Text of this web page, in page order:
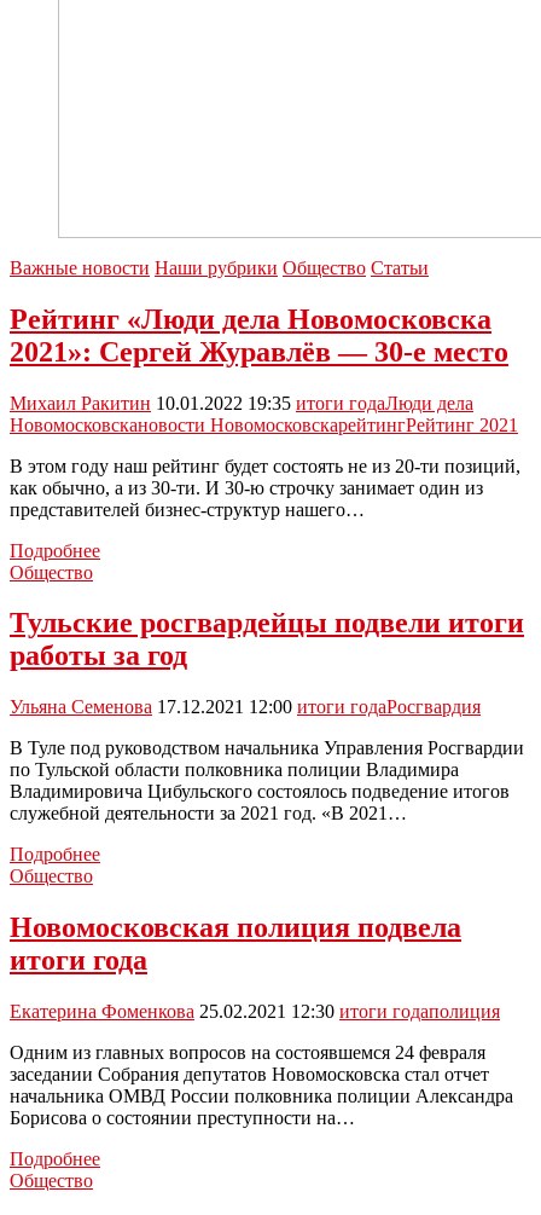
Важные новости Наши рубрики Общество Статьи
Рейтинг «Люди дела Новомосковска
2021»: Сергей Журавлёв — 30-е место
Михаил Ракитин 10.01.2022 19:35 итоги годаЛюди дела
Новомосковскановости НовомосковскарейтингРейтинг 2021
В этом году наш рейтинг будет состоять не из 20-ти позиций,
как обычно, а из 30-ти. И 30-ю строчку занимает один из
представителей бизнес-структур нашего…
ПодробнееРейтинг
Новомосковска
2021»:
Сергей
—
е
место
Общество
Тульские росгвардейцы подвели итоги
работы за год
Ульяна Семенова 17.12.2021 12:00 итоги годаРосгвардия
В Туле под руководством начальника Управления Росгвардии
по Тульской области полковника полиции Владимира
Владимировича Цибульского состоялось подведение итогов
служебной деятельности за 2021 год. «В 2021…
ПодробнееТульские
работы
за
Общество
Новомосковская полиция подвела
итоги года
Екатерина Фоменкова 25.02.2021 12:30 итоги годаполиция
Одним из главных вопросов на состоявшемся 24 февраля
заседании Собрания депутатов Новомосковска стал отчет
начальника ОМВД России полковника полиции Александра
Борисова о состоянии преступности на…
ПодробнееНовомосковская
Общество